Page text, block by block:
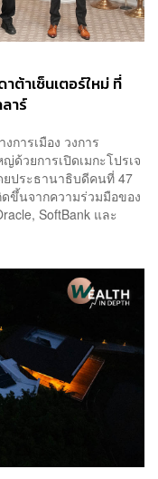
ต้าเซ็นเตอร์ใหม่ ที่
าร์
การเมือง วงการ
ด้วยการเปิดเมกะโปรเจ
ยประธานาธิบดีคนที่ 47
ขึ้นจากความร่วมมือของ
SoftBank และ